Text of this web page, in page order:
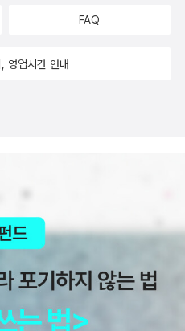
내 포셔의 지혜를 그렸으며, 「한
말괄량이 길들이기」는 말괄량이
데 왕과 왕비가 심한 말다툼을 한
고 했는데 그 때 허미아와 라이
야기에서 안토니오가 바사니오를
조건을 걸 때 깜짝 놀랐어요. 그
하다니...정말 대단하고 용감했
있어야 하구나’ 다시 한 번 생각
FAQ
영업시간 안내